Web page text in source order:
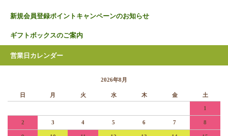
新規会員登録ポイントキャンペーンのお知らせ
ギフトボックスのご案内
営業日カレンダー
2026年8月
日 月 火 水 木 金 土
1
2 3 4 5 6 7 8